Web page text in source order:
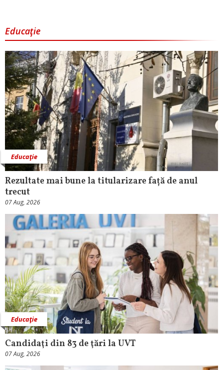
Educaţie
Educaţie
Rezultate mai bune la titularizare față de anul
trecut
07 Aug, 2026
Educaţie
Candidaţi din 83 de ţări la UVT
07 Aug, 2026